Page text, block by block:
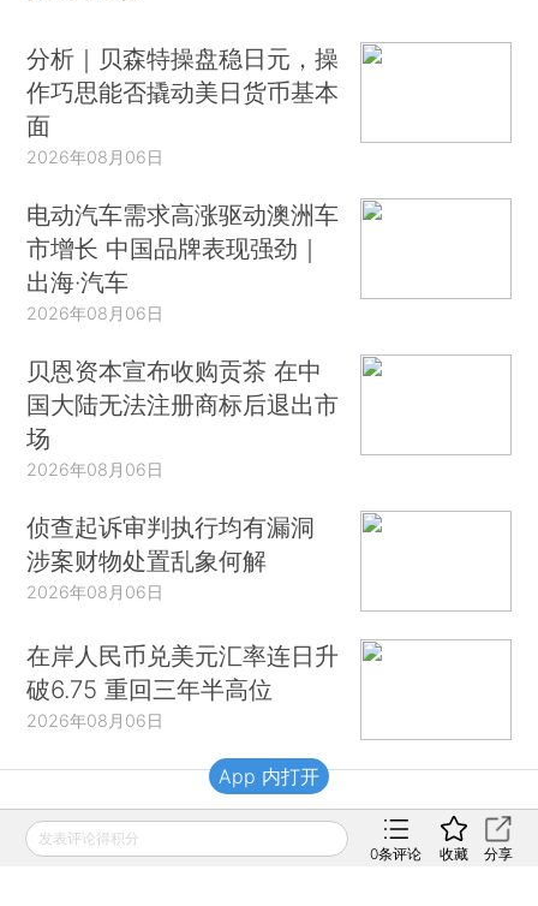
分析｜贝森特操盘稳日元，操
作巧思能否撬动美日货币基本
面
2026年08月06日
电动汽车需求高涨驱动澳洲车
市增长 中国品牌表现强劲｜
出海·汽车
2026年08月06日
贝恩资本宣布收购贡茶 在中
国大陆无法注册商标后退出市
场
2026年08月06日
侦查起诉审判执行均有漏洞
涉案财物处置乱象何解
2026年08月06日
在岸人民币兑美元汇率连日升
破6.75 重回三年半高位
2026年08月06日
财新移动
发表评论得积分
0条评论 收藏 分享
App 内打开